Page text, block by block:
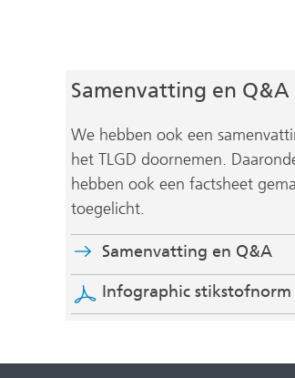
Samenvatting en Q&A
We hebben ook een
het TLGD doornemen.
hebben ook een factsheet
toegelicht.
Samenvatting en Q&A
Infographic stikstofnorm